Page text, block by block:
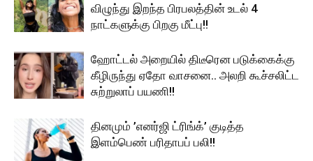
விழுந்து இறந்த பிரபலத்தின் உடல் 4
நாட்களுக்கு பிறகு மீட்பு!!
ஹோட்டல் அறையில் திடீரென படுக்கைக்கு
கீழிருந்து ஏதோ வாசனை.. அலறி கூச்சலிட்ட
சுற்றுலாப் பயணி!!
தினமும் ’எனர்ஜி ட்ரிங்க்’ குடித்த
இளம்பெண் பரிதாபப் பலி!!